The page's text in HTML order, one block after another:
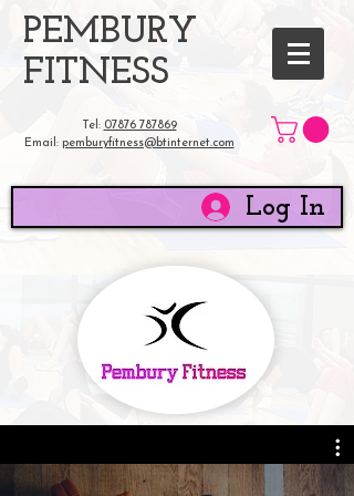
​PEMBURY
FITNESS
Tel: 07876 787869
Email: pemburyfitness@btinternet.com
Log In